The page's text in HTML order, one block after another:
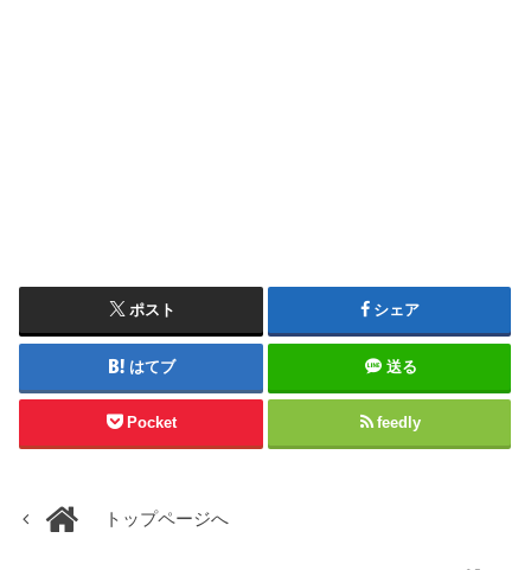
ポスト シェア
はてブ 送る
Pocket feedly
トップページへ